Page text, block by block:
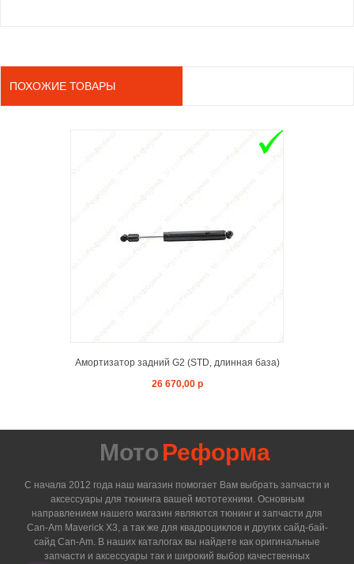
ПОХОЖИЕ ТОВАРЫ
Амортизатор задний G2 (STD, длинная база)
26 670,00 р
Мото Реформа
С начала 2012 года наш магазин помогает Вам выбрать запчасти и
аксессуары для тюнинга вашей мототехники. Основным
направлением нашего магазин являются тюнинг и запчасти для
Can-Am Maverick X3, а так же для квадроциклов и других сайд-бай-
сайд Can-Am. В наших каталогах вы найдете как оригинальные
запчасти и аксессуары так и широкий выбор качественных